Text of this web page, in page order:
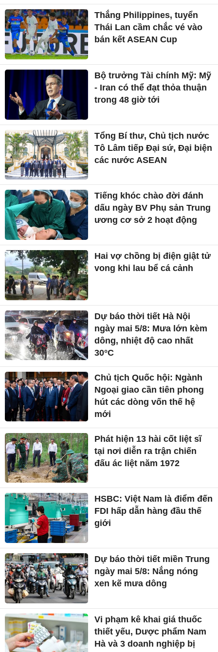
Thắng Philippines, tuyển
Thái Lan cầm chắc vé vào
bán kết ASEAN Cup
Bộ trưởng Tài chính Mỹ: Mỹ
- Iran có thể đạt thỏa thuận
trong 48 giờ tới
Tổng Bí thư, Chủ tịch nước
Tô Lâm tiếp Đại sứ, Đại biện
các nước ASEAN
Tiếng khóc chào đời đánh
dấu ngày BV Phụ sản Trung
ương cơ sở 2 hoạt động
Hai vợ chồng bị điện giật tử
vong khi lau bể cá cảnh
Dự báo thời tiết Hà Nội
ngày mai 5/8: Mưa lớn kèm
dông, nhiệt độ cao nhất
30°C
Chủ tịch Quốc hội: Ngành
Ngoại giao cần tiên phong
hút các dòng vốn thế hệ
mới
Phát hiện 13 hài cốt liệt sĩ
tại nơi diễn ra trận chiến
đấu ác liệt năm 1972
HSBC: Việt Nam là điểm đến
FDI hấp dẫn hàng đầu thế
giới
Dự báo thời tiết miền Trung
ngày mai 5/8: Nắng nóng
xen kẽ mưa dông
Vi phạm kê khai giá thuốc
thiết yếu, Dược phẩm Nam
Hà và 3 doanh nghiệp bị